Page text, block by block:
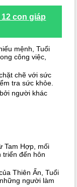
con giáp
mệnh, Tuổi
công việc,
chẽ với sức
tra sức khỏe.
người khác
Tam Hợp, mối
triển đến hôn
Thiên Ấn, Tuổi
người làm